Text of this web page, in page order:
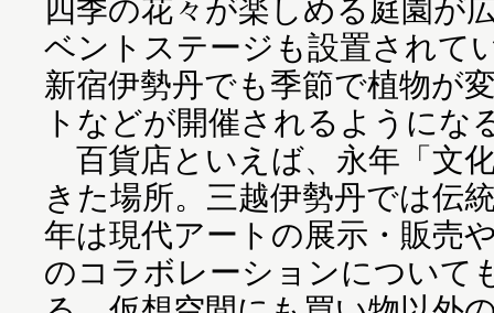
四季の花々が楽しめる庭園が
ベントステージも設置され
新宿伊勢丹でも季節で植物が
トなどが開催されるようにな
百貨店といえば、永年「文
きた場所。三越伊勢丹では伝
年は現代アートの展示・販売
のコラボレーションについて